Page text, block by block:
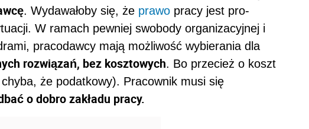
. Wydawałoby się, że prawo pracy jest pro-
W ramach pewniej swobody organizacyjnej i
pracodawcy mają możliwość wybierania dla
rozwiązań, bez kosztowych. Bo przecież o koszt
że podatkowy). Pracownik musi się
o dobro zakładu pracy.